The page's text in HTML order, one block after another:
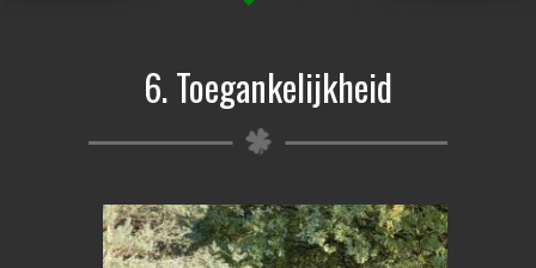
6. Toegankelijkheid